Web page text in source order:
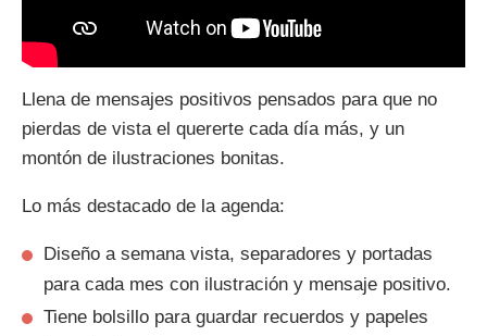
Llena de mensajes positivos pensados para que no
pierdas de vista el quererte cada día más, y un
montón de ilustraciones bonitas.
Lo más destacado de la agenda:
Diseño a semana vista, separadores y portadas
para cada mes con ilustración y mensaje positivo.
Tiene bolsillo para guardar recuerdos y papeles